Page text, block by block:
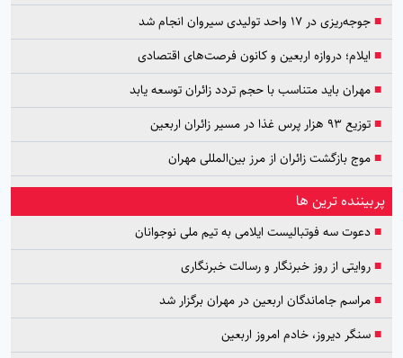
■جوجه‌ریزی در ۱۷ واحد تولیدی سیروان انجام شد
■ ایلام؛ دروازه اربعین و کانون فرصت‌های اقتصادی
■مهران باید متناسب با حجم تردد زائران توسعه یابد
■توزیع ۹۳ هزار پرس غذا در مسیر زائران اربعین
■موج بازگشت زائران از مرز بین‌المللی مهران
پربیننده ترین ها
■دعوت سه فوتبالیست ایلامی به تیم ملی نوجوانان
■روایتی از روز خبرنگار و رسالت خبرنگاری
■مراسم جاماندگان اربعین در مهران برگزار شد
■سنگر دیروز، خادم امروز اربعین